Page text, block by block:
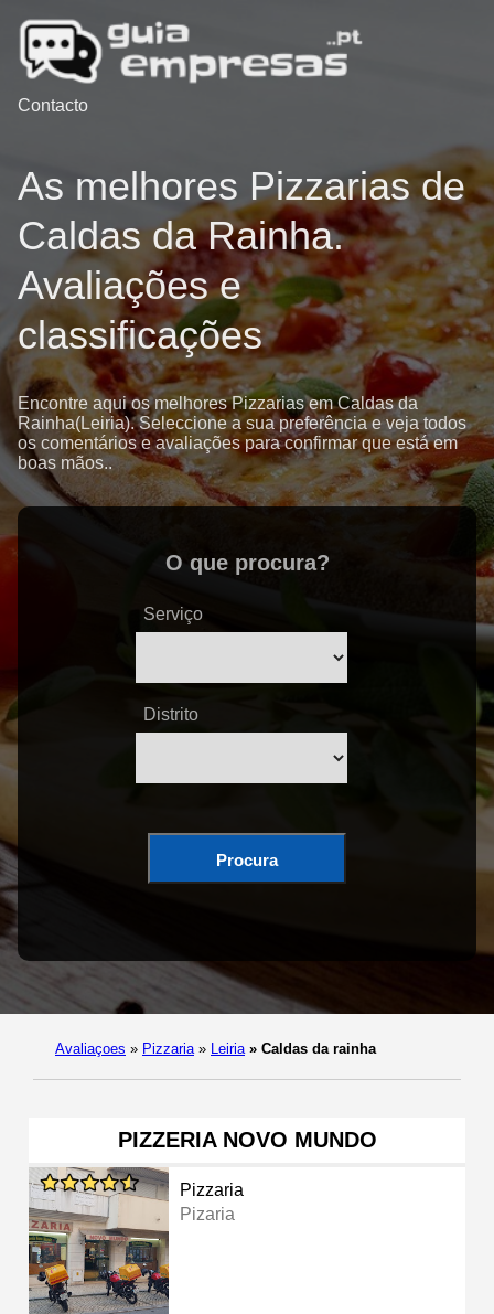
Contacto
As melhores Pizzarias de
Caldas da Rainha.
Avaliações e
classificações
Encontre aqui os melhores Pizzarias em Caldas da
Rainha(Leiria). Seleccione a sua preferência e veja todos
os comentários e avaliações para confirmar que está em
boas mãos..
O que procura?
Serviço
Distrito
Procura
Avaliaçoes » Pizzaria » Leiria » Caldas da rainha
PIZZERIA NOVO MUNDO
Pizzaria
Pizaria